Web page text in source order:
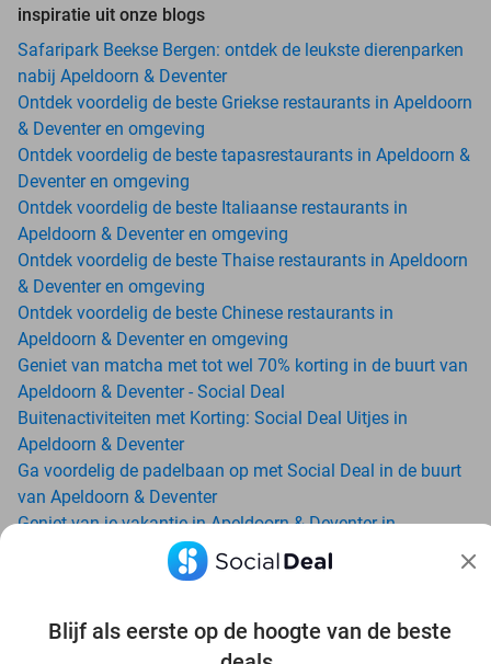
Blijf als eerste op de hoogte van de beste
inspiratie uit onze blogs
Safaripark Beekse Bergen: ontdek de leukste dierenparken
nabij Apeldoorn & Deventer
Ontdek voordelig de beste Griekse restaurants in Apeldoorn
& Deventer en omgeving
Ontdek voordelig de beste tapasrestaurants in Apeldoorn &
Deventer en omgeving
Ontdek voordelig de beste Italiaanse restaurants in
Apeldoorn & Deventer en omgeving
Ontdek voordelig de beste Thaise restaurants in Apeldoorn
& Deventer en omgeving
Ontdek voordelig de beste Chinese restaurants in
Apeldoorn & Deventer en omgeving
Geniet van matcha met tot wel 70% korting in de buurt van
Apeldoorn & Deventer - Social Deal
Buitenactiviteiten met Korting: Social Deal Uitjes in
Apeldoorn & Deventer
Ga voordelig de padelbaan op met Social Deal in de buurt
van Apeldoorn & Deventer
Geniet van je vakantie in Apeldoorn & Deventer in
Nederland met Social Deal
Ontdek voordelig Pilates in Apeldoorn & Deventer - Social
Ervaar de kwaliteit van het Van der Valk hotel in Apeldoorn